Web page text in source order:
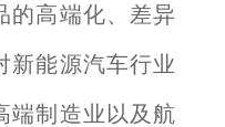
的高端化、差异
新能源汽车行业
端制造业以及航